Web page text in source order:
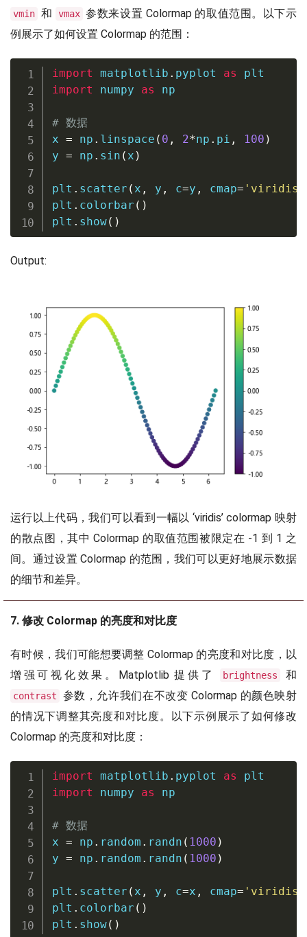
vmin 和 vmax 参数来设置 Colormap 的取值范围。以下示
例展示了如何设置 Colormap 的范围：
import matplotlib . pyplot as
import numpy as np
# 数据
x = np . linspace ( 0 , 2*np . pi , 100 )
y = np . sin ( x )
plt . scatter ( x , y , c=y , cmap= 'viridis'
plt . colorbar ( )
plt . show( )
Output:
运行以上代码，我们可以看到一幅以 ‘viridis’ colormap 映射
的散点图，其中 Colormap 的取值范围被限定在 -1 到 1 之
间。通过设置 Colormap 的范围，我们可以更好地展示数据
的细节和差异。
7. 修改 Colormap 的亮度和对比度
有时候，我们可能想要调整 Colormap 的亮度和对比度，以
增强可视化效果。Matplotlib 提供了
brightness 和
contrast
参数，允许我们在不改变 Colormap 的颜色映射
的情况下调整其亮度和对比度。以下示例展示了如何修改
Colormap 的亮度和对比度：
import matplotlib . pyplot as
import numpy as np
# 数据
x = np . random . randn ( 1000 )
y = np . random . randn ( 1000 )
plt . scatter ( x , y , c=x , cmap= 'viridis'
plt . colorbar ( )
plt . show( )